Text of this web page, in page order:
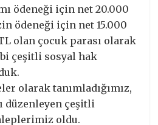
ödeneği için net 20.000
ödeneği için net 15.000
olan çocuk parası olarak
çeşitli sosyal hak
olarak tanımladığımız,
düzenleyen çeşitli
oldu.